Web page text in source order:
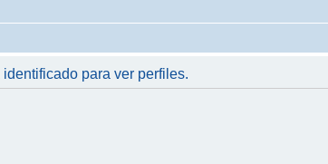
para ver perfiles.